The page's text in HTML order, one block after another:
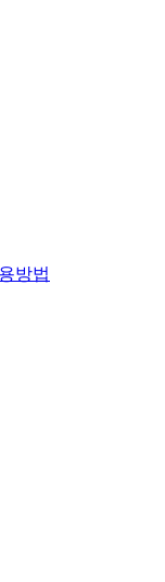
방법